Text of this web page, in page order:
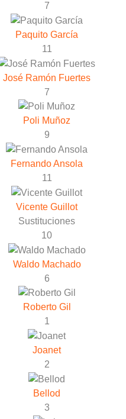
7
Paquito García
11
José Ramón Fuertes
7
Poli Muñoz
9
Fernando Ansola
11
Vicente Guillot
Sustituciones
10
Waldo Machado
6
Roberto Gil
1
Joanet
2
Bellod
3